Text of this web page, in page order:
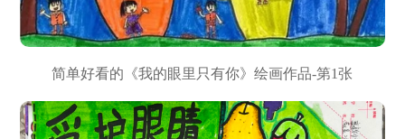
简单好看的《我的眼里只有你》绘画作品-第1张